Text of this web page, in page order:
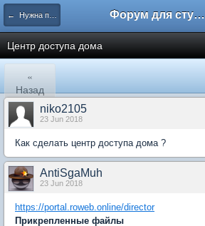
← Нужна помощь Форум для студента СГА
Центр доступа дома
«
Назад
niko2105
23 Jun 2018
Как сделать центр доступа дома ?
AntiSgaMuh
23 Jun 2018
https://portal.roweb.online/director
Прикрепленные файлы